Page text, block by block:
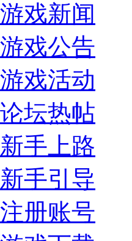
游戏新闻
游戏公告
游戏活动
论坛热帖
新手上路
新手引导
注册账号